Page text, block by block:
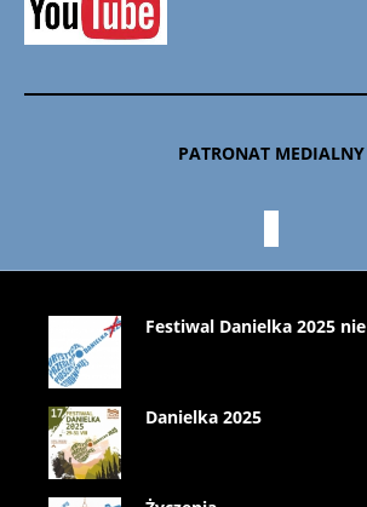
PATRONAT MEDIALNY
Festiwal Danielka 2025
Danielka 2025